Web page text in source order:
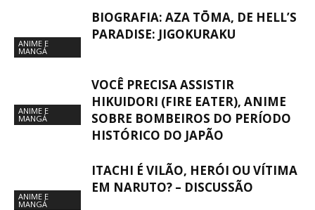
ANIME E
MANGÁ
BIOGRAFIA: AZA TŌMA, DE HELL’S
PARADISE: JIGOKURAKU
ANIME E
MANGÁ
VOCÊ PRECISA ASSISTIR
HIKUIDORI (FIRE EATER), ANIME
SOBRE BOMBEIROS DO PERÍODO
HISTÓRICO DO JAPÃO
ANIME E
MANGÁ
ITACHI É VILÃO, HERÓI OU VÍTIMA
EM NARUTO? – DISCUSSÃO